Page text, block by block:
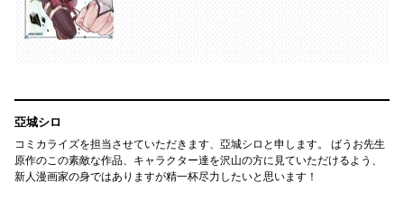
亞城シロ
コミカライズを担当させていただきます、亞城シロと申します。 ばうお先生
原作のこの素敵な作品、キャラクター達を沢山の方に見ていただけるよう、
新人漫画家の身ではありますが精一杯尽力したいと思います！